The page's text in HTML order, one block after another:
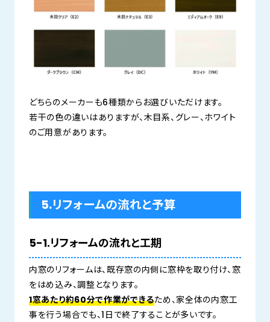
どちらのメーカーも6種類からお選びいただけます。
若干の色の違いはありますが、木目系、グレー、ホワイト
のご用意があります。
5.リフォームの流れと予算
5-1.リフォームの流れと工期
内窓のリフォームは、既存窓の内側に窓枠を取り付け、窓
をはめ込み、調整となります。
1窓あたり約60分で作業ができるため、家全体の内窓工
事を行う場合でも、1日で終了することが多いです。